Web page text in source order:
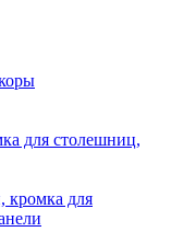
для столешниц,
кромка для